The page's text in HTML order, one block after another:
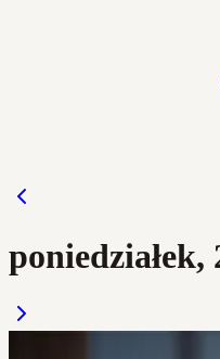
poniedziałek,